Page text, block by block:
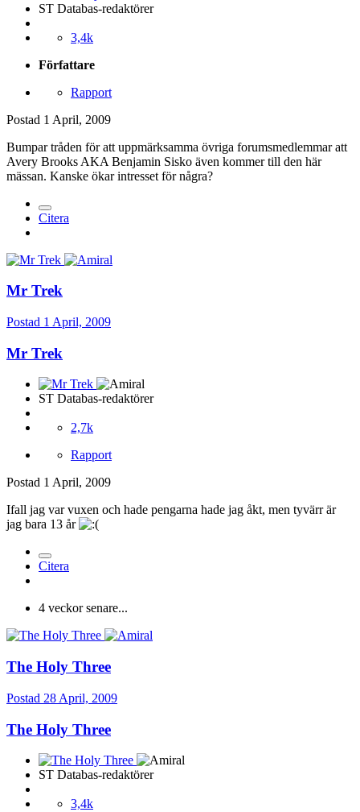
ST Databas-redaktörer
3,4k
Författare
Rapport
Postad 1 April, 2009
Bumpar tråden för att uppmärksamma övriga forumsmedlemmar att
Avery Brooks AKA Benjamin Sisko även kommer till den här
mässan. Kanske ökar intresset för några?
Citera
Mr Trek
Postad 1 April, 2009
Mr Trek
ST Databas-redaktörer
2,7k
Rapport
Postad 1 April, 2009
Ifall jag var vuxen och hade pengarna hade jag åkt, men tyvärr är
jag bara 13 år
Citera
4 veckor senare...
The Holy Three
Postad 28 April, 2009
The Holy Three
ST Databas-redaktörer
3,4k